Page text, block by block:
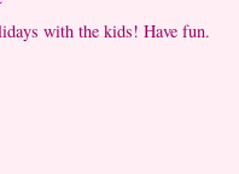
with the kids! Have fun.